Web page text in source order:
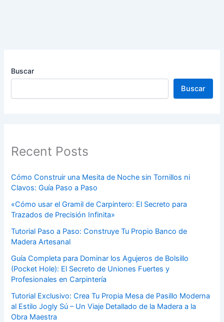
Buscar
Buscar
Recent Posts
Cómo Construir una Mesita de Noche sin Tornillos ni
Clavos: Guía Paso a Paso
«Cómo usar el Gramil de Carpintero: El Secreto para
Trazados de Precisión Infinita»
Tutorial Paso a Paso: Construye Tu Propio Banco de
Madera Artesanal
Guía Completa para Dominar los Agujeros de Bolsillo
(Pocket Hole): El Secreto de Uniones Fuertes y
Profesionales en Carpintería
Tutorial Exclusivo: Crea Tu Propia Mesa de Pasillo Moderna
al Estilo Jogly Sú – Un Viaje Detallado de la Madera a la
Obra Maestra